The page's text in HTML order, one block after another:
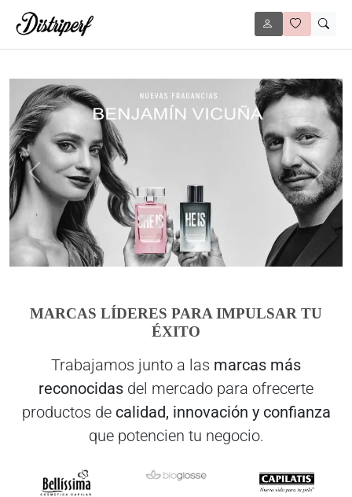
Anterior
MARCAS LÍDERES PARA IMPULSAR TU
ÉXITO
Trabajamos junto a las marcas más
reconocidas del mercado para ofrecerte
productos de calidad, innovación y confianza
que potencien tu negocio.